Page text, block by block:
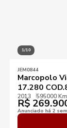
1/10
JEM0844
Marcopolo
17.280
2013 595000 Km
R$
Anunciado há 2